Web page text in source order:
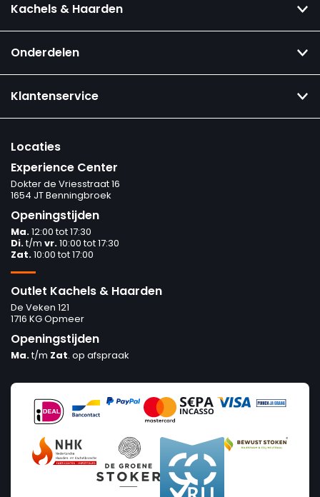
Kachels & Haarden
Onderdelen
Klantenservice
Locaties
Experience Center
Dokter de Vriesstraat 16
1654 JT Benningbroek
Openingstijden
Ma.12:00 tot 17:30
Di.t/m vr.10:00 tot 17:30
Zat.10:00 tot 17:00
Outlet Kachels & Haarden
De Veken 121
1716 KG Opmeer
Openingstijden
Ma.t/m Zat. op afspraak